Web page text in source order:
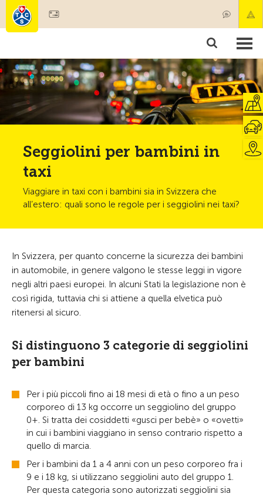
Societariato & prestazioni
Test, sicurezza & salute
Seggiolini per bambini in
taxi
Viaggiare in taxi con i bambini sia in Svizzera che
all’estero: quali sono le regole per i seggiolini nei taxi?
In Svizzera, per quanto concerne la sicurezza dei bambini
in automobile, in genere valgono le stesse leggi in vigore
negli altri paesi europei. In alcuni Stati la legislazione non è
così rigida, tuttavia chi si attiene a quella elvetica può
ritenersi al sicuro.
Si distinguono 3 categorie di seggiolini
per bambini
Per i più piccoli fino ai 18 mesi di età o fino a un peso
corporeo di 13 kg occorre un seggiolino del gruppo
0+. Si tratta dei cosiddetti «gusci per bebè» o «ovetti»
in cui i bambini viaggiano in senso contrario rispetto a
quello di marcia.
Per i bambini da 1 a 4 anni con un peso corporeo fra i
9 e i 18 kg, si utilizzano seggiolini auto del gruppo 1.
Per questa categoria sono autorizzati seggiolini sia